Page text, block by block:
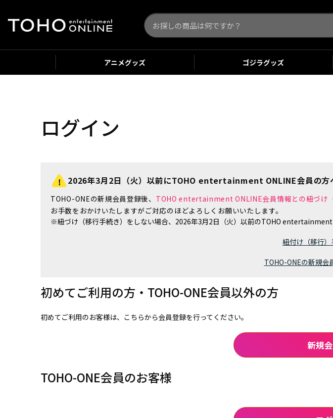
アニメグッズ ゴジラグッズ
ログイン
2026年3月2日（火）以前にTOHO entertainment ONLINE会員の方
TOHO-ONEの新規会員登録後、 TOHO entertainment ONLINE会員情報との紐づけ（
お手数をおかけいたしますがご対応のほどよろしくお願いいたします。
※紐づけ（移行手続き）をしない場合、2026年3月2日（火）以前のTOHO entertainment
紐付け（移行）
TOHO-ONEの新規会
初めてご利用の方・TOHO-ONE会員以外の方
初めてご利用のお客様は、こちらから会員登録を行ってください。
TOHO-ONE会員のお客様